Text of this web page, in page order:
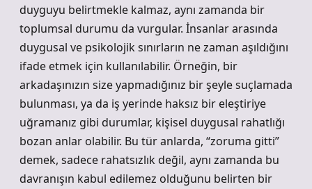
duyguyu belirtmekle kalmaz, aynı zamanda bir
toplumsal durumu da vurgular. İnsanlar arasında
duygusal ve psikolojik sınırların ne zaman aşıldığını
ifade etmek için kullanılabilir. Örneğin, bir
arkadaşınızın size yapmadığınız bir şeyle suçlamada
bulunması, ya da iş yerinde haksız bir eleştiriye
uğramanız gibi durumlar, kişisel duygusal rahatlığı
bozan anlar olabilir. Bu tür anlarda, “zoruma gitti”
demek, sadece rahatsızlık değil, aynı zamanda bu
davranışın kabul edilemez olduğunu belirten bir